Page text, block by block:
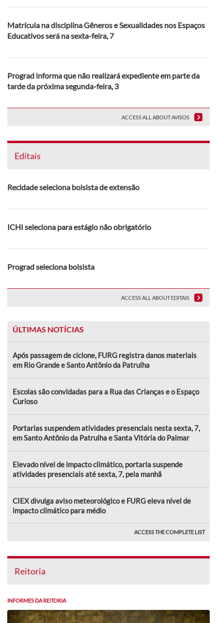
Matrícula na disciplina Gêneros e Sexualidades nos Espaços
Educativos será na sexta-feira, 7
Prograd informa que não realizará expediente em parte da
tarde da próxima segunda-feira, 3
ACCESS ALL ABOUT AVISOS
Editais
Recidade seleciona bolsista de extensão
ICHI seleciona para estágio não obrigatório
Prograd seleciona bolsista
ACCESS ALL ABOUT EDITAIS
ÚLTIMAS NOTÍCIAS
Após passagem de ciclone, FURG registra danos materiais
em Rio Grande e Santo Antônio da Patrulha
Escolas são convidadas para a Rua das Crianças e o Espaço
Curioso
Portarias suspendem atividades presenciais nesta sexta, 7,
em Santo Antônio da Patrulha e Santa Vitória do Palmar
Elevado nível de impacto climático, portaria suspende
atividades presenciais até sexta, 7, pela manhã
CIEX divulga aviso meteorológico e FURG eleva nível de
impacto climático para médio
ACCESS THE COMPLETE LIST
Reitoria
INFORMES DA REITORIA